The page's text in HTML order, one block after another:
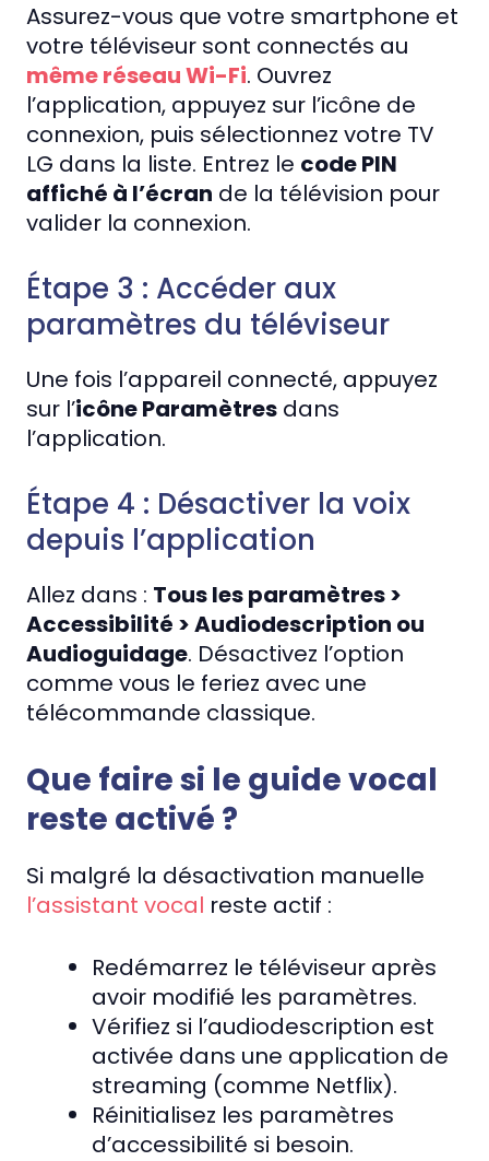
Assurez-vous que votre smartphone et
votre téléviseur sont connectés au
même réseau Wi-Fi. Ouvrez
l’application, appuyez sur l’icône de
connexion, puis sélectionnez votre TV
LG dans la liste. Entrez le code PIN
affiché à l’écran de la télévision pour
valider la connexion.
Étape 3 : Accéder aux
paramètres du téléviseur
Une fois l’appareil connecté, appuyez
sur l’icône Paramètres dans
l’application.
Étape 4 : Désactiver la voix
depuis l’application
Allez dans : Tous les paramètres >
Accessibilité > Audiodescription ou
Audioguidage. Désactivez l’option
comme vous le feriez avec une
télécommande classique.
Que faire si le guide vocal
reste activé ?
Si malgré la désactivation manuelle
l’assistant vocal reste actif :
Redémarrez le téléviseur après
avoir modifié les paramètres.
Vérifiez si l’audiodescription est
activée dans une application de
streaming (comme Netflix).
Réinitialisez les paramètres
d’accessibilité si besoin.